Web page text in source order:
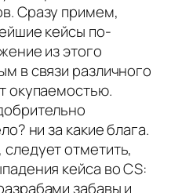
Сразу примем,
кейсы по-
из этого
в связи различного
окупаемостью.
ни за какие блага.
отметить,
кейса во CS:
забавы и